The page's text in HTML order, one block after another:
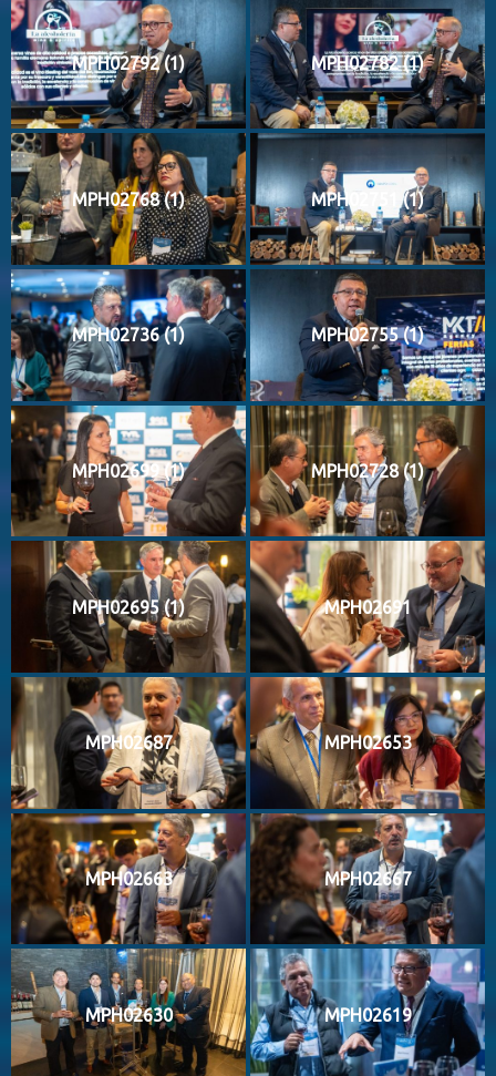
MPH02792 (1) MPH02782 (1)
MPH02768 (1) MPH02751 (1)
MPH02736 (1) MPH02755 (1)
MPH02699 (1) MPH02728 (1)
MPH02695 (1) MPH02691
MPH02687 MPH02653
MPH02663 MPH02667
MPH02630 MPH02619